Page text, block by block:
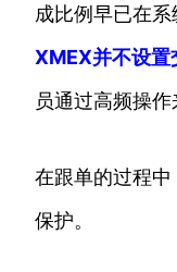
成比例早已在
XMEX并不设置
员通过高频操作
在跟单的过程
保护。